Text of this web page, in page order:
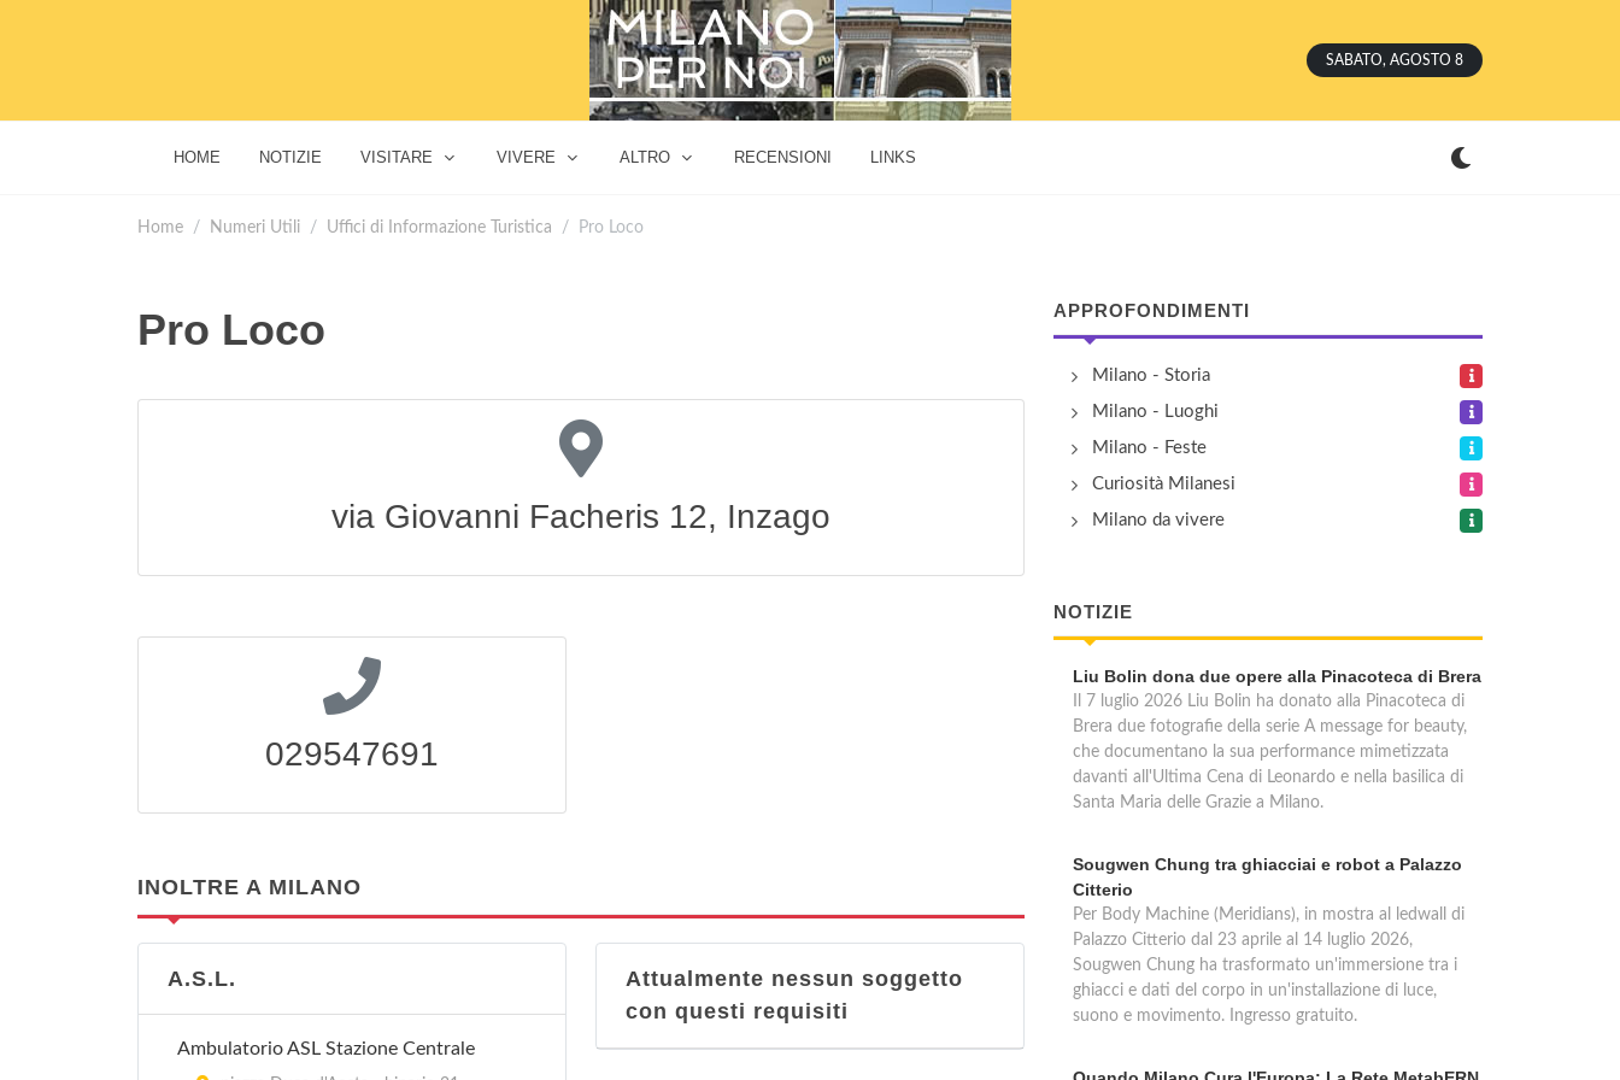
SABATO, AGOSTO 8
HOME NOTIZIE VISITARE VIVERE ALTRO RECENSIONI LINKS
Home Numeri Utili Uffici di Informazione Turistica Pro Loco
Pro Loco
via Giovanni Facheris 12, Inzago
029547691
INOLTRE A MILANO
A.S.L.
Ambulatorio ASL Stazione Centrale
Attualmente nessun soggetto
con questi requisiti
APPROFONDIMENTI
Milano - Storia
Milano - Luoghi
Milano - Feste
Curiosità Milanesi
Milano da vivere
NOTIZIE
Liu Bolin dona due opere alla Pinacoteca di Brera
Il 7 luglio 2026 Liu Bolin ha donato alla Pinacoteca di
Brera due fotografie della serie A message for beauty,
che documentano la sua performance mimetizzata
davanti all'Ultima Cena di Leonardo e nella basilica di
Santa Maria delle Grazie a Milano.
Sougwen Chung tra ghiacciai e robot a Palazzo
Citterio
Per Body Machine (Meridians), in mostra al ledwall di
Palazzo Citterio dal 23 aprile al 14 luglio 2026,
Sougwen Chung ha trasformato un'immersione tra i
ghiacci e dati del corpo in un'installazione di luce,
suono e movimento. Ingresso gratuito.